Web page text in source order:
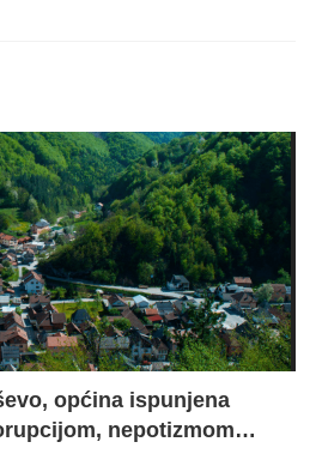
općina ispunjena
nepotizmom…